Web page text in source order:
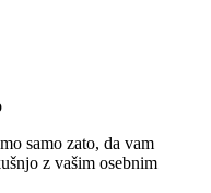
samo zato, da vam
z vašim osebnim